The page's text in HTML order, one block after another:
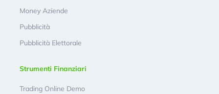
Money Aziende
Pubblicità
Pubblicità Elettorale
Strumenti Finanziari
Trading Online Demo